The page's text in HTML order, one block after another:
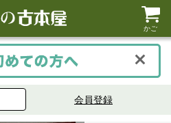
かご
会員登録